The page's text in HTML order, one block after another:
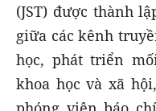
(JST) được thành
giữa các kênh
học, phát triển
khoa học và xã